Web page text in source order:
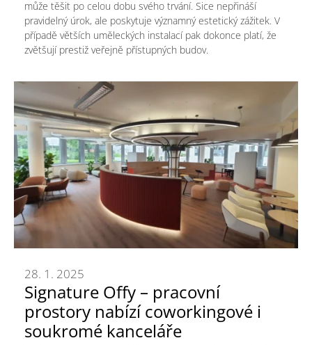
může těšit po celou dobu svého trvání. Sice nepřináší
pravidelný úrok, ale poskytuje významný estetický zážitek. V
případě větších uměleckých instalací pak dokonce platí, že
zvětšují prestiž veřejně přístupných budov.
Signature Offy – pracovní
prostory nabízí coworkingové i
soukromé kanceláře
28. 1. 2025